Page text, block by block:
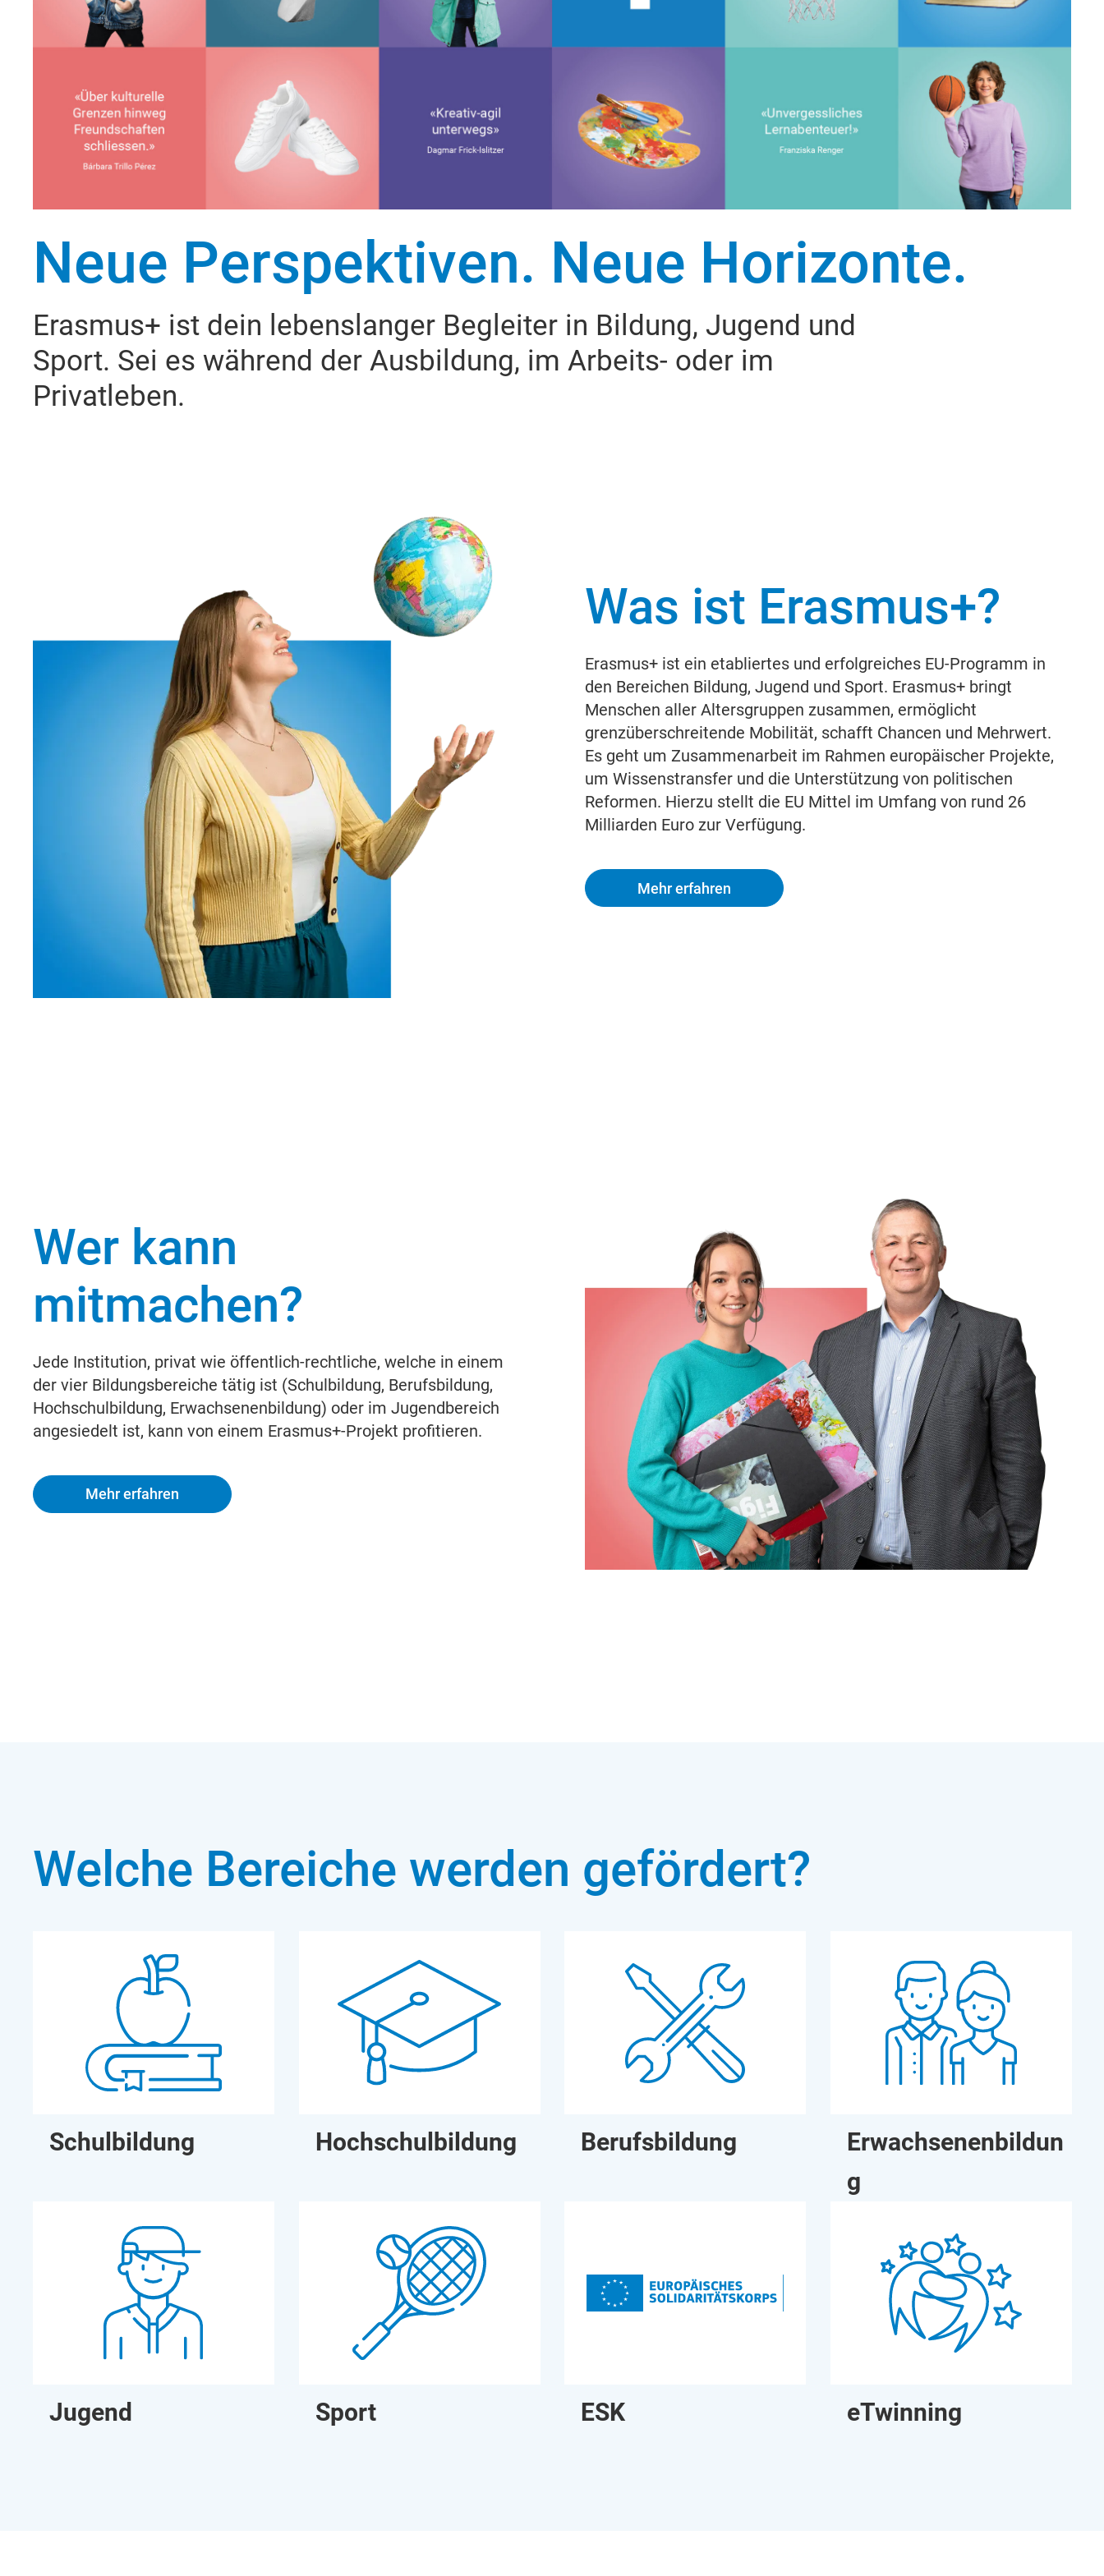
Neue Perspektiven. Neue Horizonte.
Erasmus+ ist dein lebenslanger Begleiter in Bildung, Jugend und
Sport. Sei es während der Ausbildung, im Arbeits- oder im
Privatleben.
Was ist Erasmus+?
Erasmus+ ist ein etabliertes und erfolgreiches EU-Programm in
den Bereichen Bildung, Jugend und Sport. Erasmus+ bringt
Menschen aller Altersgruppen zusammen, ermöglicht
grenzüberschreitende Mobilität, schafft Chancen und Mehrwert.
Es geht um Zusammenarbeit im Rahmen europäischer Projekte,
um Wissenstransfer und die Unterstützung von politischen
Reformen. Hierzu stellt die EU Mittel im Umfang von rund 26
Milliarden Euro zur Verfügung.
Mehr erfahren
Wer kann
mitmachen?
Jede Institution, privat wie öffentlich-rechtliche, welche in einem
der vier Bildungsbereiche tätig ist (Schulbildung, Berufsbildung,
Hochschulbildung, Erwachsenenbildung) oder im Jugendbereich
angesiedelt ist, kann von einem Erasmus+-Projekt profitieren.
Mehr erfahren
Welche Bereiche werden gefördert?
Schulbildung Hochschulbildung Berufsbildung
Erwachsenenbildun
g
Jugend Sport ESK eTwinning